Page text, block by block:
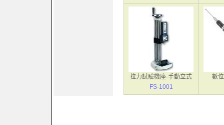
拉力試驗機座-手動立式
FS-1001
數